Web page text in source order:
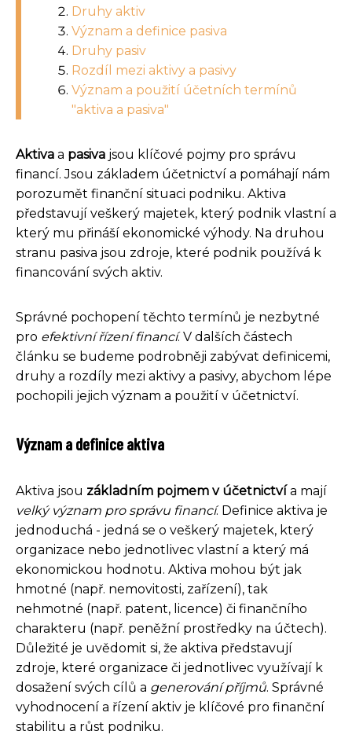
Druhy aktiv
Význam a definice pasiva
Druhy pasiv
Rozdíl mezi aktivy a pasivy
Význam a použití účetních termínů
"aktiva a pasiva"
Aktiva a pasiva jsou klíčové pojmy pro správu
financí. Jsou základem účetnictví a pomáhají nám
porozumět finanční situaci podniku. Aktiva
představují veškerý majetek, který podnik vlastní a
který mu přináší ekonomické výhody. Na druhou
stranu pasiva jsou zdroje, které podnik používá k
financování svých aktiv.
Správné pochopení těchto termínů je nezbytné
pro efektivní řízení financí. V dalších částech
článku se budeme podrobněji zabývat definicemi,
druhy a rozdíly mezi aktivy a pasivy, abychom lépe
pochopili jejich význam a použití v účetnictví.
Význam a definice aktiva
Aktiva jsou základním pojmem v účetnictvía mají
velký význam pro správu financí. Definice aktiva je
jednoduchá - jedná se o veškerý majetek, který
organizace nebo jednotlivec vlastní a který má
ekonomickou hodnotu. Aktiva mohou být jak
hmotné (např. nemovitosti, zařízení), tak
nehmotné (např. patent, licence) či finančního
charakteru (např. peněžní prostředky na účtech).
Důležité je uvědomit si, že aktiva představují
zdroje, které organizace či jednotlivec využívají k
dosažení svých cílů a generování příjmů. Správné
vyhodnocení a řízení aktiv je klíčové pro finanční
stabilitu a růst podniku.